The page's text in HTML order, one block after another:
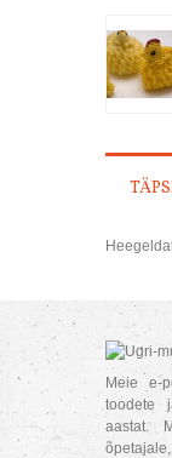
Meie e-
toodete
aastat.